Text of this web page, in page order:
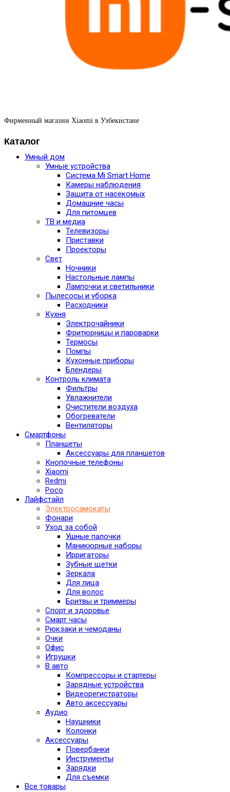
Фирменный магазин Xiaomi в Узбекистане
Каталог
Умный дом
Умные устройства
Система Mi Smart Home
Камеры наблюдения
Защита от насекомых
Домашние часы
Для питомцев
ТВ и медиа
Телевизоры
Приставки
Проекторы
Свет
Ночники
Настольные лампы
Лампочки и светильники
Пылесосы и уборка
Расходники
Кухня
Электрочайники
Фритюрницы и пароварки
Термосы
Помпы
Кухонные приборы
Блендеры
Контроль климата
Фильтры
Увлажнители
Очистители воздуха
Обогреватели
Вентиляторы
Смартфоны
Планшеты
Аксессуары для планшетов
Кнопочные телефоны
Xiaomi
Redmi
Poco
Лайфстайл
Электросамокаты
Фонари
Уход за собой
Ушные палочки
Маникюрные наборы
Ирригаторы
Зубные щетки
Зеркала
Для лица
Для волос
Бритвы и триммеры
Спорт и здоровье
Смарт часы
Рюкзаки и чемоданы
Очки
Офис
Игрушки
В авто
Компрессоры и стартеры
Зарядные устройства
Видеорегистраторы
Авто аксессуары
Аудио
Наушники
Колонки
Аксессуары
Повербанки
Инструменты
Зарядки
Для съемки
Все товары